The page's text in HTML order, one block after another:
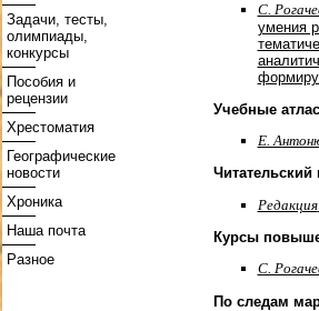
Задачи, тесты,
олимпиады,
конкурсы
Пособия и
рецензии
Хрестоматия
Географические
новости
Хроника
Наша почта
Разное
С.
умения
Учебные
Е.
Читательский
Редакция
Курсы
C.
По следам